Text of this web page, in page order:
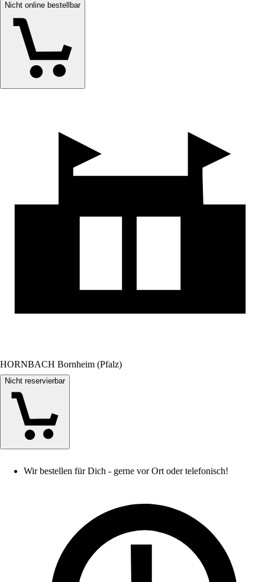
Nicht online bestellbar
HORNBACH Bornheim (Pfalz)
Nicht reservierbar
Wir bestellen für Dich - gerne vor Ort oder telefonisch!